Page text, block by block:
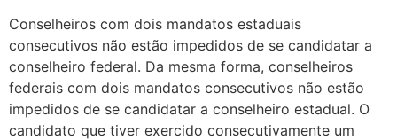
Conselheiros com dois mandatos estaduais
consecutivos não estão impedidos de se candidatar a
conselheiro federal. Da mesma forma, conselheiros
federais com dois mandatos consecutivos não estão
impedidos de se candidatar a conselheiro estadual. O
candidato que tiver exercido consecutivamente um